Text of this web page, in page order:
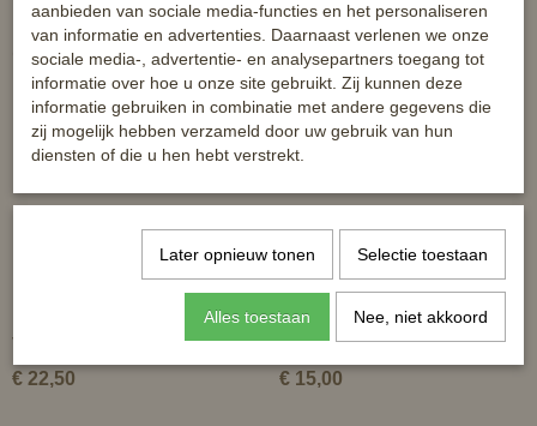
Ook interessant
Veiligheidsbeugels
€ 22,50
kunstof beugelkap
€ 15,00
aanbieden van sociale media-functies en het personaliseren
van informatie en advertenties. Daarnaast verlenen we onze
sociale media-, advertentie- en analysepartners toegang tot
informatie over hoe u onze site gebruikt. Zij kunnen deze
informatie gebruiken in combinatie met andere gegevens die
zij mogelijk hebben verzameld door uw gebruik van hun
diensten of die u hen hebt verstrekt.
Later opnieuw tonen Selectie toestaan
Alles toestaan Nee, niet akkoord